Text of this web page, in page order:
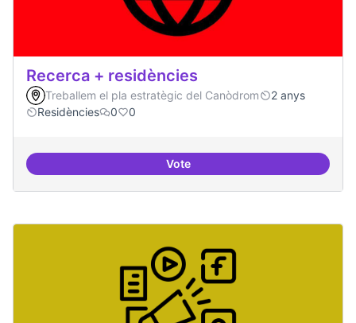
Recerca + residències
Treballem el pla estratègic del Canòdrom
2 anys
Residències
0 0
VoteRecerca + residències